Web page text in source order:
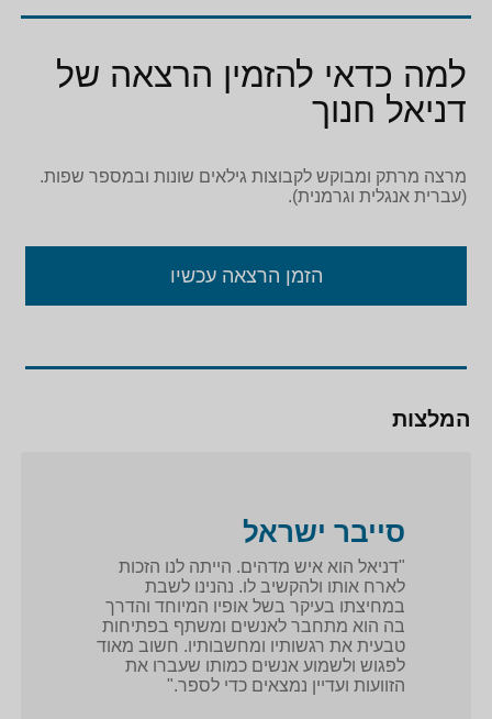
למה כדאי להזמין הרצאה של
דניאל חנוך
מרצה מרתק ומבוקש לקבוצות גילאים שונות ובמספר שפות.
(עברית אנגלית וגרמנית).
הזמן הרצאה עכשיו
המלצות
סייבר ישראל
"דניאל הוא איש מדהים. הייתה לנו הזכות
לארח אותו ולהקשיב לו. נהנינו לשבת
במחיצתו בעיקר בשל אופיו המיוחד והדרך
בה הוא מתחבר לאנשים ומשתף בפתיחות
טבעית את רגשותיו ומחשבותיו. חשוב מאוד
לפגוש ולשמוע אנשים כמותו שעברו את
הזוועות ועדיין נמצאים כדי לספר."